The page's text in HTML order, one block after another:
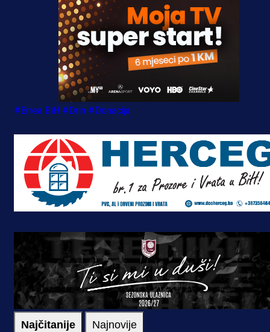
#Errea BiH #Drin #Donacija
Najčitanije Najnovije